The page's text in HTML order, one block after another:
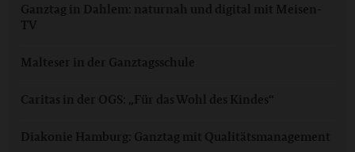
Ganztag in Dahlem: naturnah und digital mit Meisen-
TV
Malteser in der Ganztagsschule
Caritas in der OGS: „Für das Wohl des Kindes“
Diakonie Hamburg: Ganztag mit Qualitätsmanagement